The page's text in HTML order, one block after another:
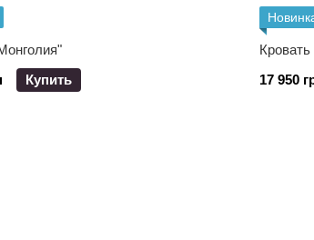
Купить
17 950